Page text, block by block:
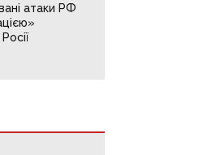
атаки РФ